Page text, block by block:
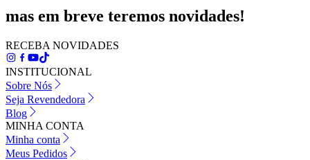
mas em breve teremos novidades!
RECEBA NOVIDADES
INSTITUCIONAL
Sobre Nós
Seja Revendedora
Blog
MINHA CONTA
Minha conta
Meus Pedidos